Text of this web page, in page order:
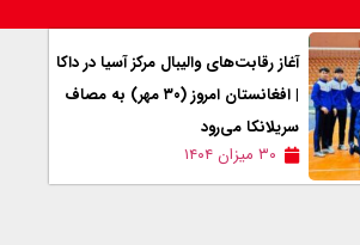
آغاز رقابت‌های والیبال مرکز آسیا در داکا
| افغانستان امروز (۳۰ مهر) به مصاف
سریلانکا می‌رود
۳۰ میزان ۱۴۰۴